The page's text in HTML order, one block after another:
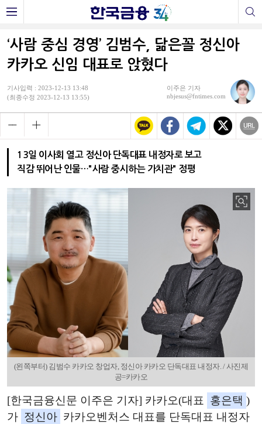
‘사람 중심 경영’ 김범수, 닮은꼴 정신아
카카오 신임 대표로 앉혔다
기사입력 : 2023-12-13 13:48
(최종수정 2023-12-13 13:55)
이주은 기자
nbjesus@fntimes.com
13일 이사회 열고 정신아 단독대표 내정자로 보고
직감 뛰어난 인물…"사람 중시하는 가치관" 정평
(왼쪽부터) 김범수 카카오 창업자, 정신아 카카오 단독대표 내정자. / 사진제
공=카카오
[한국금융신문 이주은 기자] 카카오(대표 홍은택 )
가 정신아 카카오벤처스 대표를 단독대표 내정자